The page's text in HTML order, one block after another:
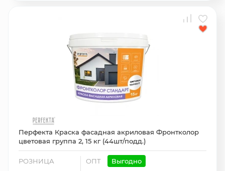
Перфекта Краска фасадная акриловая Фронтколор
цветовая группа 2, 15 кг (44шт/подд.)
РОЗНИЦА ОПТ Выгодно